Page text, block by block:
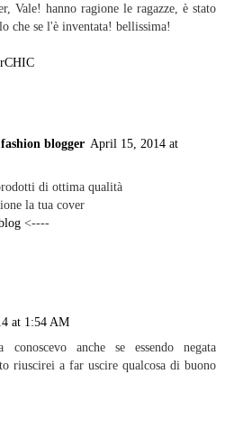
Vale! hanno ragione le ragazze, è stato
che se l'è inventata! bellissima!
blogger April 15, 2014 at
di ottima qualità
la tua cover
<----
at 1:54 AM
anche se essendo negata
riuscirei a far uscire qualcosa di buono